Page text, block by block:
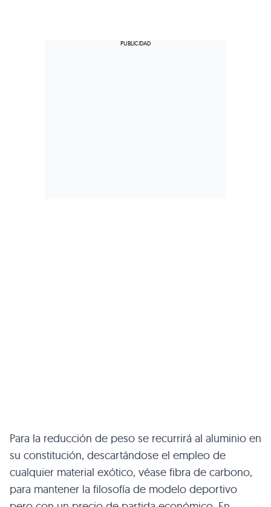
Para la reducción de peso se recurrirá al aluminio en
su constitución, descartándose el empleo de
cualquier material exótico, véase fibra de carbono,
para mantener la filosofía de modelo deportivo